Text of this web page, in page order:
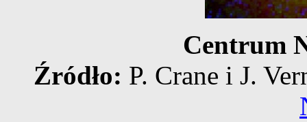
Centrum
Źródło: P. Crane i J.